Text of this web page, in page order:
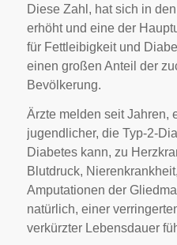
Diese Zahl, hat sich in
erhöht und eine der
für Fettleibigkeit und
einen großen Anteil der
Bevölkerung.
Ärzte melden seit Jahren,
jugendlicher, die Typ-2-
Diabetes kann, zu
Blutdruck,
Amputationen der
natürlich, einer
verkürzter Lebensdauer